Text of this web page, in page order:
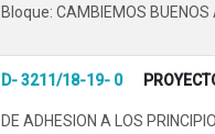
Bloque: CAMBIEMOS BUENOS
D- 3211/18-19- 0
DE ADHESION A LOS